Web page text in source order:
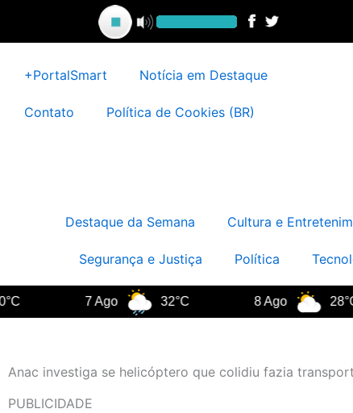
conteúdo
+PortalSmart Notícia em Destaque
Contato Política de Cookies (BR)
Destaque da Semana Cultura e
Segurança e Justiça Política
7 Ago 32°C 8 Ago 28°C
Anac investiga se helicóptero que colidiu fazia
PUBLICIDADE